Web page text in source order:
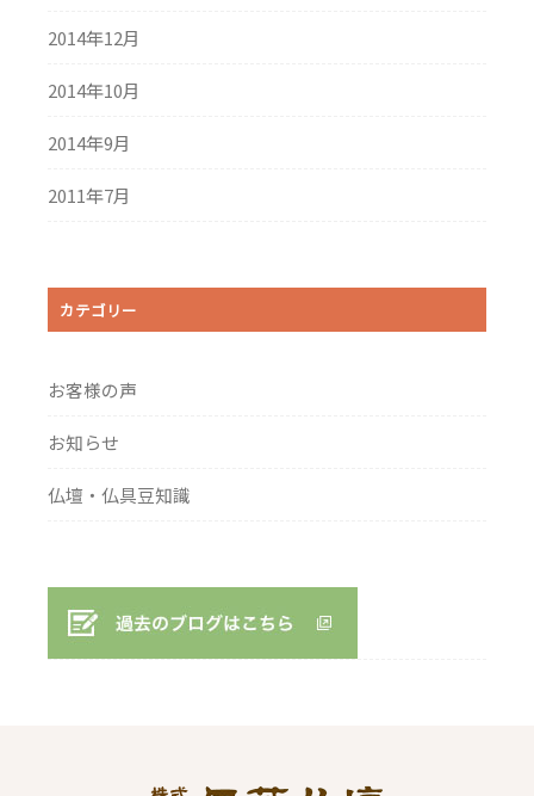
2014年12月
2014年10月
2014年9月
2011年7月
カテゴリー
お客様の声
お知らせ
仏壇・仏具豆知識